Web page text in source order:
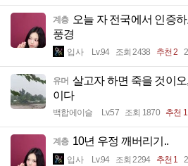
계층 오늘 자 전국에서 인증
풍경
입사 Lv.94 조회 2438 추천 2
유머 살고자 하면 죽을 것이
이다
백합에이슬 Lv.57 조회 1870 추천 1
계층 10년 우정 깨버리기..
입사 Lv.94 조회 2294 추천 1